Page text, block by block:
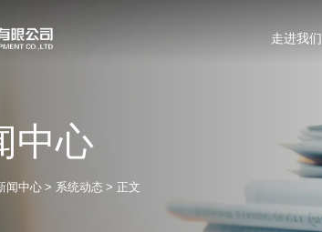
走进我们
中心
闻中心 > 系统动态 > 正文